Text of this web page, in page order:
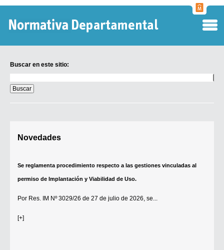
Buscar en este sitio:
en
este
sitio:
Novedades
Se reglamenta procedimiento respecto a las gestiones vinculadas al
permiso de Implantación y Viabilidad de Uso.
Por Res. IM Nº 3029/26 de 27 de julio de 2026, se...
[+]